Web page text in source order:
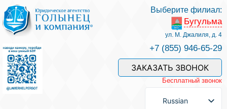
Услуги и наши специалисты
Оплата услуг
Задать вопрос
Выберите филиал:
Бугульма
ул. М. Джалиля, д. 4
+7 (855) 946-65-29
ЗАКАЗАТЬ ЗВОНОК
Бесплатный звонок
Russian